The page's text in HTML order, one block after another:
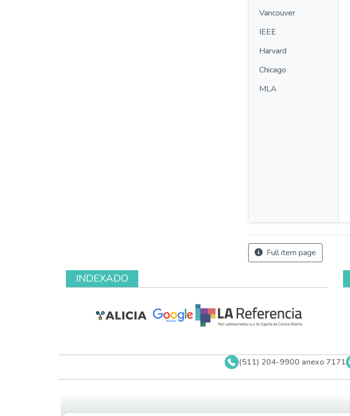
Vancouver
IEEE
Harvard
Chicago
MLA
Full item page
INDEXADO
(511) 204-9900 anexo 7171